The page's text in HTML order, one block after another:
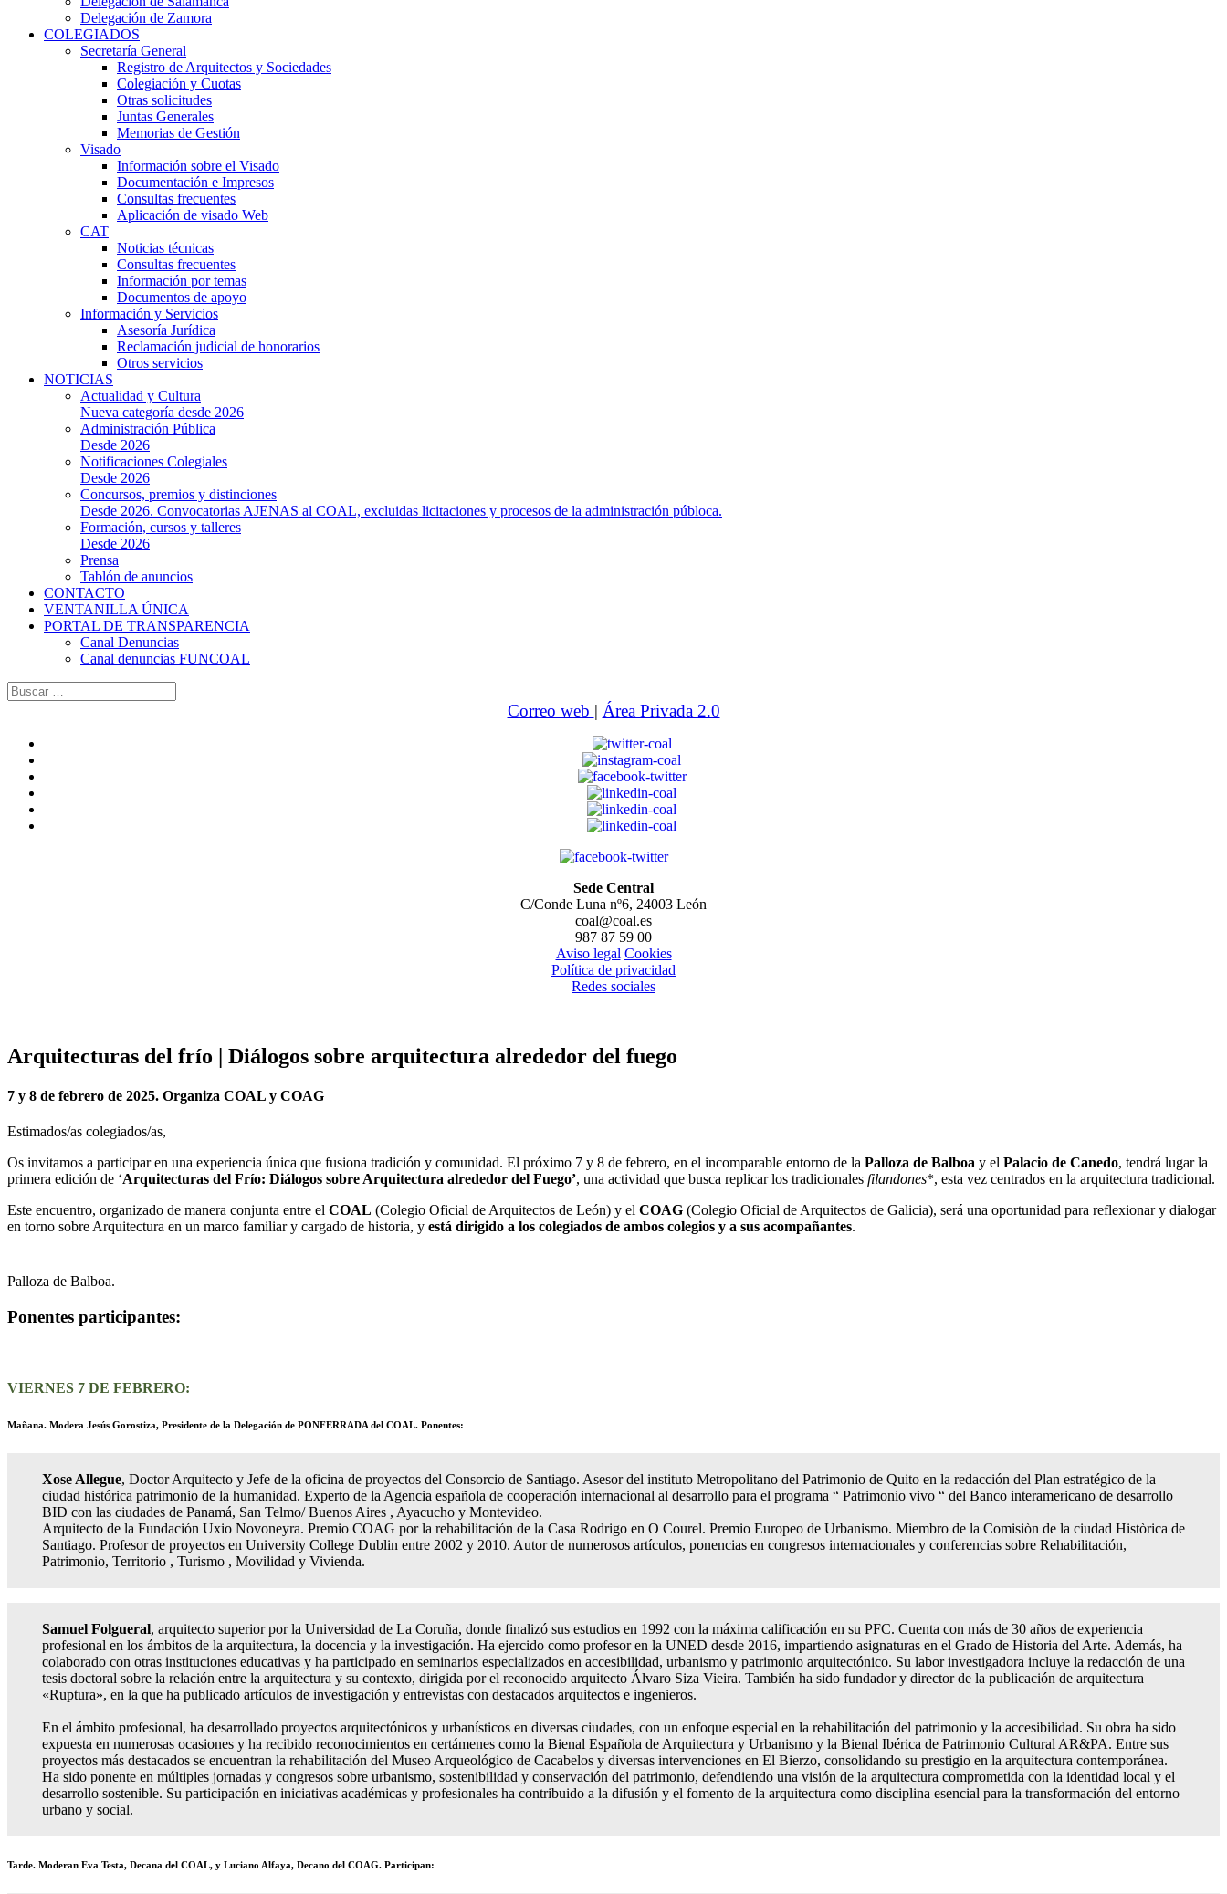
Delegación de Zamora
COLEGIADOS
Secretaría General
Registro de Arquitectos y Sociedades
Colegiación y Cuotas
Otras solicitudes
Juntas Generales
Memorias de Gestión
Visado
Información sobre el Visado
Documentación e Impresos
Consultas frecuentes
Aplicación de visado Web
CAT
Noticias técnicas
Consultas frecuentes
Información por temas
Documentos de apoyo
Información y Servicios
Asesoría Jurídica
Reclamación judicial de honorarios
Otros servicios
NOTICIAS
Actualidad y Cultura
Nueva categoría desde 2026
Administración Pública
Desde 2026
Notificaciones Colegiales
Desde 2026
Concursos, premios y distinciones
Desde 2026. Convocatorias AJENAS al COAL, excluidas licitaciones y procesos de la administración públoca.
Formación, cursos y talleres
Desde 2026
Prensa
Tablón de anuncios
CONTACTO
VENTANILLA ÚNICA
PORTAL DE TRANSPARENCIA
Canal Denuncias
Canal denuncias FUNCOAL
Buscar:
Correo web | Área Privada 2.0
Sede Central
C/Conde Luna nº6, 24003 León
coal@coal.es
987 87 59 00
Aviso legal Cookies
Política de privacidad
Redes sociales
Arquitecturas del frío | Diálogos sobre arquitectura alrededor del fuego
7 y 8 de febrero de 2025. Organiza COAL y COAG
Estimados/as colegiados/as,
Os invitamos a participar en una experiencia única que fusiona tradición y comunidad. El próximo 7 y 8 de febrero, en el incomparable entorno de la Palloza de Balboa y el Palacio de Canedo, tendrá lugar la
primera edición de ‘Arquitecturas del Frío: Diálogos sobre Arquitectura alrededor del Fuego’, una actividad que busca replicar los tradicionales filandones*, esta vez centrados en la arquitectura tradicional.
Este encuentro, organizado de manera conjunta entre el COAL (Colegio Oficial de Arquitectos de León) y el COAG (Colegio Oficial de Arquitectos de Galicia), será una oportunidad para reflexionar y dialogar
en torno sobre Arquitectura en un marco familiar y cargado de historia, y está dirigido a los colegiados de ambos colegios y a sus acompañantes.
Palloza de Balboa.
Ponentes participantes:
VIERNES 7 DE FEBRERO:
Mañana. Modera Jesús Gorostiza, Presidente de la Delegación de PONFERRADA del COAL. Ponentes:
Xose Allegue, Doctor Arquitecto y Jefe de la oficina de proyectos del Consorcio de Santiago. Asesor del instituto Metropolitano del Patrimonio de Quito en la redacción del Plan estratégico de la
ciudad histórica patrimonio de la humanidad. Experto de la Agencia española de cooperación internacional al desarrollo para el programa “ Patrimonio vivo “ del Banco interamericano de desarrollo
BID con las ciudades de Panamá, San Telmo/ Buenos Aires , Ayacucho y Montevideo.
Arquitecto de la Fundación Uxio Novoneyra. Premio COAG por la rehabilitación de la Casa Rodrigo en O Courel. Premio Europeo de Urbanismo. Miembro de la Comisiòn de la ciudad Històrica de
Santiago. Profesor de proyectos en University College Dublin entre 2002 y 2010. Autor de numerosos artículos, ponencias en congresos internacionales y conferencias sobre Rehabilitación,
Patrimonio, Territorio , Turismo , Movilidad y Vivienda.
Samuel Folgueral, arquitecto superior por la Universidad de La Coruña, donde finalizó sus estudios en 1992 con la máxima calificación en su PFC. Cuenta con más de 30 años de experiencia
profesional en los ámbitos de la arquitectura, la docencia y la investigación. Ha ejercido como profesor en la UNED desde 2016, impartiendo asignaturas en el Grado de Historia del Arte. Además, ha
colaborado con otras instituciones educativas y ha participado en seminarios especializados en accesibilidad, urbanismo y patrimonio arquitectónico. Su labor investigadora incluye la redacción de una
tesis doctoral sobre la relación entre la arquitectura y su contexto, dirigida por el reconocido arquitecto Álvaro Siza Vieira. También ha sido fundador y director de la publicación de arquitectura
«Ruptura», en la que ha publicado artículos de investigación y entrevistas con destacados arquitectos e ingenieros.
En el ámbito profesional, ha desarrollado proyectos arquitectónicos y urbanísticos en diversas ciudades, con un enfoque especial en la rehabilitación del patrimonio y la accesibilidad. Su obra ha sido
expuesta en numerosas ocasiones y ha recibido reconocimientos en certámenes como la Bienal Española de Arquitectura y Urbanismo y la Bienal Ibérica de Patrimonio Cultural AR&PA. Entre sus
proyectos más destacados se encuentran la rehabilitación del Museo Arqueológico de Cacabelos y diversas intervenciones en El Bierzo, consolidando su prestigio en la arquitectura contemporánea.
Ha sido ponente en múltiples jornadas y congresos sobre urbanismo, sostenibilidad y conservación del patrimonio, defendiendo una visión de la arquitectura comprometida con la identidad local y el
desarrollo sostenible. Su participación en iniciativas académicas y profesionales ha contribuido a la difusión y el fomento de la arquitectura como disciplina esencial para la transformación del entorno
urbano y social.
Tarde. Moderan Eva Testa, Decana del COAL, y Luciano Alfaya, Decano del COAG. Participan: